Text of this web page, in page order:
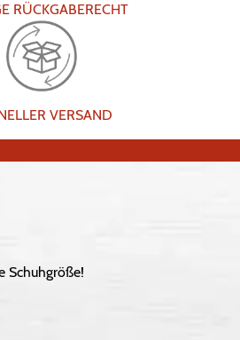
RÜCKGABERECHT
VERSAND
Schuhgröße!